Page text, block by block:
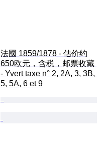
法國 1859/1878 - 估价约
650欧元，含税，邮票收藏
- Yvert taxe n° 2, 2A, 3, 3B,
5, 5A, 6 et 9